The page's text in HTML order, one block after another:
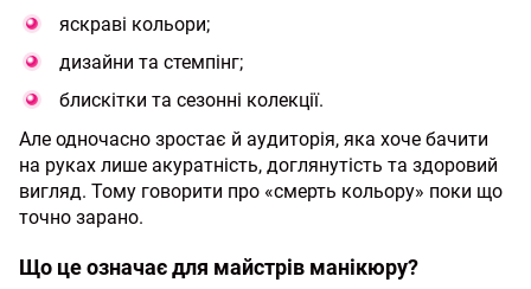
яскраві кольори;
дизайни та стемпінг;
блискітки та сезонні колекції.
Але одночасно зростає й аудиторія, яка хоче бачити
на руках лише акуратність, доглянутість та здоровий
вигляд. Тому говорити про «смерть кольору» поки що
точно зарано.
Що це означає для майстрів манікюру?